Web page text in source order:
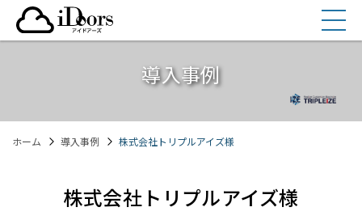
テ
ス
導入事例
ホーム 導入事例 株式会社トリプルアイズ様
株式会社トリプルアイズ様